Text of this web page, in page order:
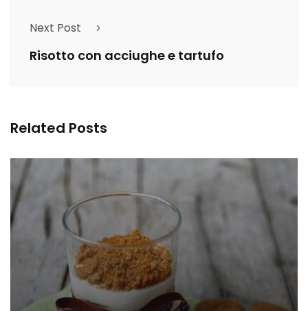
Next Post
Risotto con acciughe e tartufo
Related Posts